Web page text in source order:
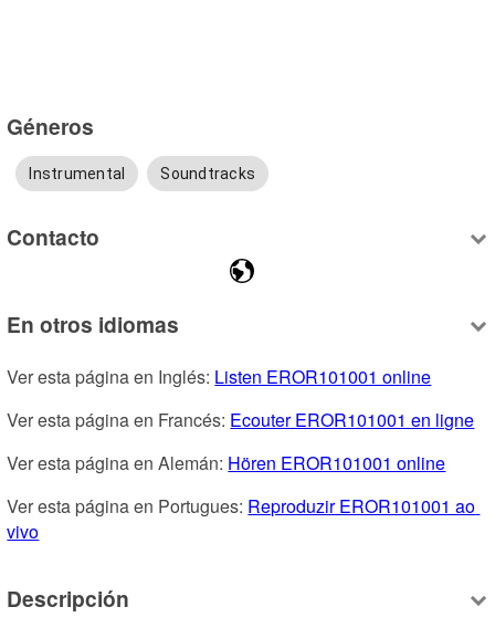
Géneros
Instrumental Soundtracks
Contacto
En otros idiomas
Ver esta página en Inglés: Listen EROR101001 online
Ver esta página en Francés: Ecouter EROR101001 en ligne
Ver esta página en Alemán: Hören EROR101001 online
Ver esta página en Portugues: Reproduzir EROR101001 ao
vivo
Descripción